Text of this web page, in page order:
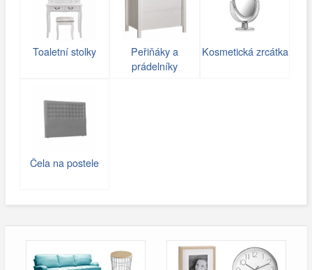
Toaletní stolky
Peřiňáky a
prádelníky
Kosmetická zrcátka
Čela na postele